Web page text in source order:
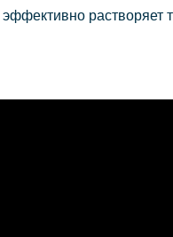
эффективно растворяет